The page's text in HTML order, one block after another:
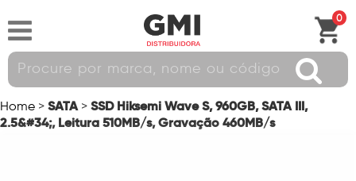
0
Home > SATA > SSD Hiksemi Wave S, 960GB, SATA III,
2.5&#34;, Leitura 510MB/s, Gravação 460MB/s